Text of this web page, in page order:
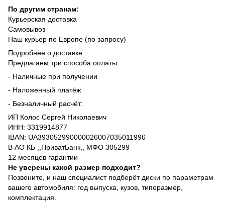
По другим странам:
Курьерская доставка
Самовывоз
Наш курьер по Европе (по запросу)
Подробнее о доставке
Предлагаем три способа оплаты:
- Наличные при получении
- Наложенный платёж
- Безналичный расчёт:
ИП Колос Сергей Николаевич
ИНН: 3319914877
IBAN: UA393052990000026007035011996
В АО КБ ,,ПриватБанк,, МФО 305299
12 месяцев гарантии
Не уверены какой размер подходит?
Позвоните, и наш специалист подберёт диски по параметрам
вашего автомобиля: год выпуска, кузов, типоразмер,
комплектация.